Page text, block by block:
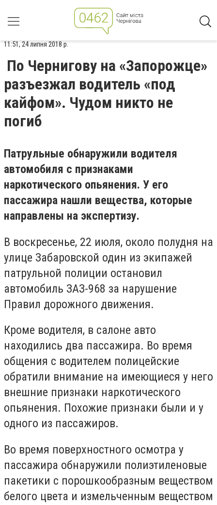
11:51, 24 липня 2018 р.
По Чернигову на «Запорожце»
разъезжал водитель «под
кайфом». Чудом никто не
погиб
Патрульные обнаружили водителя
автомобиля с признаками
наркотического опьянения. У его
пассажира нашли вещества, которые
направлены на экспертизу.
В воскресенье, 22 июля, около полудня на
улице Забаровской один из экипажей
патрульной полиции остановил
автомобиль ЗАЗ-968 за нарушение
Правил дорожного движения.
Кроме водителя, в салоне авто
находились два пассажира. Во время
общения с водителем полицейские
обратили внимание на имеющиеся у него
внешние признаки наркотического
опьянения. Похожие признаки были и у
одного из пассажиров.
Во время поверхностного осмотра у
пассажира обнаружили полиэтиленовые
пакетики с порошкообразным веществом
белого цвета и измельченным веществом